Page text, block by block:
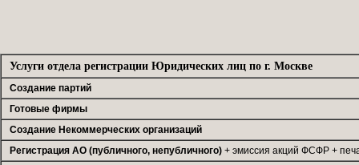
Услуги отдела регистрации Юридических лиц по г. Москве
Создание партий
Готовые фирмы
Создание Некоммерческих организаций
Регистрация АО (публичного, непубличного) + эмиссия акций ФСФР +